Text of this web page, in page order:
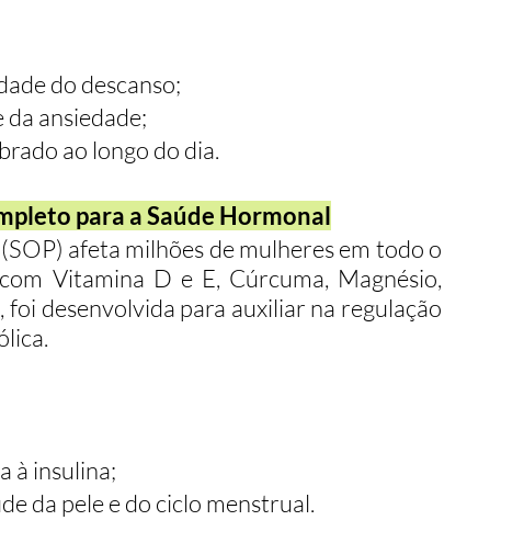
do descanso;
ansiedade;
ao longo do dia.
para a Saúde Hormonal
afeta milhões de mulheres em todo o
Vitamina D e E, Cúrcuma, Magnésio,
desenvolvida para auxiliar na regulação
à insulina;
da pele e do ciclo menstrual.